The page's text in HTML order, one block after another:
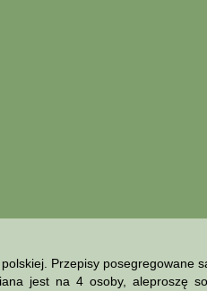
Przepisy posegregowane
jest na 4 osoby, aleproszę